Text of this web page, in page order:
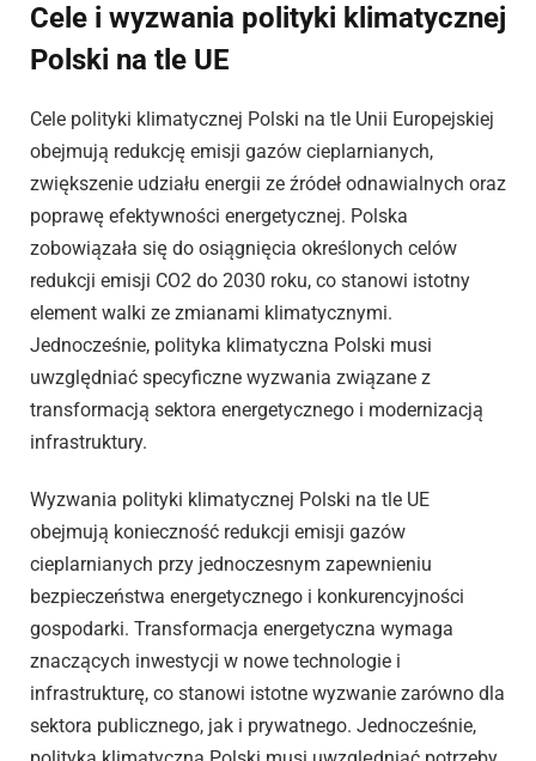
Cele i wyzwania polityki klimatycznej
Polski na tle UE
Cele polityki klimatycznej Polski na tle Unii Europejskiej
obejmują redukcję emisji gazów cieplarnianych,
zwiększenie udziału energii ze źródeł odnawialnych oraz
poprawę efektywności energetycznej. Polska
zobowiązała się do osiągnięcia określonych celów
redukcji emisji CO2 do 2030 roku, co stanowi istotny
element walki ze zmianami klimatycznymi.
Jednocześnie, polityka klimatyczna Polski musi
uwzględniać specyficzne wyzwania związane z
transformacją sektora energetycznego i modernizacją
infrastruktury.
Wyzwania polityki klimatycznej Polski na tle UE
obejmują konieczność redukcji emisji gazów
cieplarnianych przy jednoczesnym zapewnieniu
bezpieczeństwa energetycznego i konkurencyjności
gospodarki. Transformacja energetyczna wymaga
znaczących inwestycji w nowe technologie i
infrastrukturę, co stanowi istotne wyzwanie zarówno dla
sektora publicznego, jak i prywatnego. Jednocześnie,